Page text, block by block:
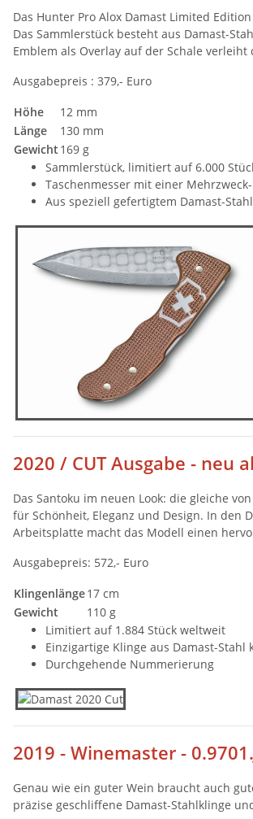
Das Hunter Pro Alox Damast Limited
Das Sammlerstück besteht aus Damast-
Emblem als Overlay auf der Schale
Ausgabepreis : 379,- Euro
Höhe
12 mm
Länge
130 mm
Gewicht 169 g
Sammlerstück, limitiert auf 6.000
Taschenmesser mit einer
Aus speziell gefertigtem Damast-
2020 / CUT Ausgabe - neu
Das Santoku im neuen Look: die gleiche
für Schönheit, Eleganz und Design. In den
Arbeitsplatte macht das Modell einen
Ausgabepreis: 572,- Euro
Klingenlänge17 cm
Gewicht
110 g
Limitiert auf 1.884 Stück weltweit
Einzigartige Klinge aus Damast-
Durchgehende Nummerierung
2019 - Winemaster -
Genau wie ein guter Wein braucht auch
präzise geschliffene Damast-Stahlklinge